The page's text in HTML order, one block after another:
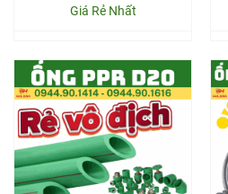
Giá Rẻ Nhất